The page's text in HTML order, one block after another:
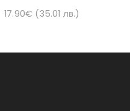
17.90€ (35.01 лв.)